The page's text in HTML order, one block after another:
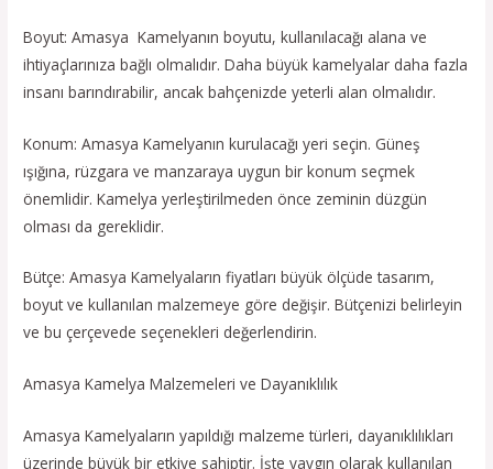
Boyut: Amasya Kamelyanın boyutu, kullanılacağı alana ve
ihtiyaçlarınıza bağlı olmalıdır. Daha büyük kamelyalar daha fazla
insanı barındırabilir, ancak bahçenizde yeterli alan olmalıdır.
Konum: Amasya Kamelyanın kurulacağı yeri seçin. Güneş
ışığına, rüzgara ve manzaraya uygun bir konum seçmek
önemlidir. Kamelya yerleştirilmeden önce zeminin düzgün
olması da gereklidir.
Bütçe: Amasya Kamelyaların fiyatları büyük ölçüde tasarım,
boyut ve kullanılan malzemeye göre değişir. Bütçenizi belirleyin
ve bu çerçevede seçenekleri değerlendirin.
Amasya Kamelya Malzemeleri ve Dayanıklılık
Amasya Kamelyaların yapıldığı malzeme türleri, dayanıklılıkları
üzerinde büyük bir etkiye sahiptir. İşte yaygın olarak kullanılan